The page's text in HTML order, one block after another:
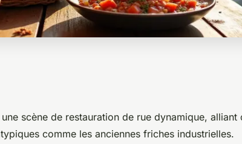
scène de restauration de rue dynamique, alliant
comme les anciennes friches industrielles.